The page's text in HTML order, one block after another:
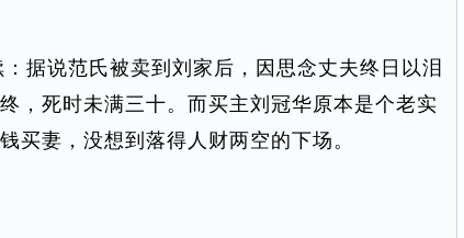
据说范氏被卖到刘家后，因思念丈夫终日以泪
，死时未满三十。而买主刘冠华原本是个老实
买妻，没想到落得人财两空的下场。